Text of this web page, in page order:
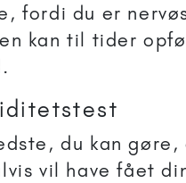
fordi du er
kan til tider
du kan
vil have fået